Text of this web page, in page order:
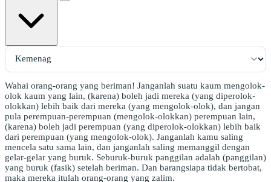
Wahai orang-orang yang beriman! Janganlah suatu kaum mengolok-
olok kaum yang lain, (karena) boleh jadi mereka (yang diperolok-
olokkan) lebih baik dari mereka (yang mengolok-olok), dan jangan
pula perempuan-perempuan (mengolok-olokkan) perempuan lain,
(karena) boleh jadi perempuan (yang diperolok-olokkan) lebih baik
dari perempuan (yang mengolok-olok). Janganlah kamu saling
mencela satu sama lain, dan janganlah saling memanggil dengan
gelar-gelar yang buruk. Seburuk-buruk panggilan adalah (panggilan)
yang buruk (fasik) setelah beriman. Dan barangsiapa tidak bertobat,
maka mereka itulah orang-orang yang zalim.